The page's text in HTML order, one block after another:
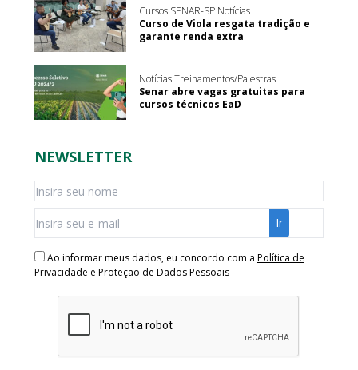
Cursos SENAR-SP Notícias
Curso de Viola resgata tradição e
garante renda extra
Notícias Treinamentos/Palestras
Senar abre vagas gratuitas para
cursos técnicos EaD
NEWSLETTER
Ao informar meus dados, eu concordo com a Política de
Privacidade e Proteção de Dados Pessoais